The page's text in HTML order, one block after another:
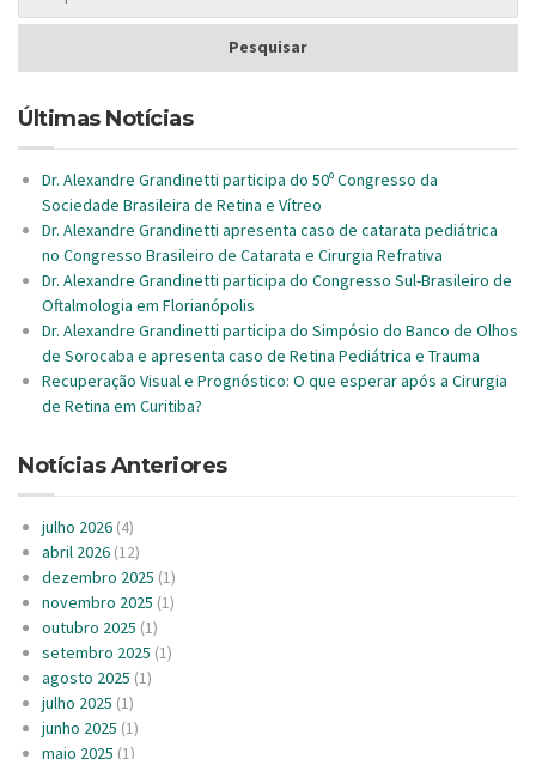
Últimas Notícias
Dr. Alexandre Grandinetti participa do 50º Congresso da
Sociedade Brasileira de Retina e Vítreo
Dr. Alexandre Grandinetti apresenta caso de catarata pediátrica
no Congresso Brasileiro de Catarata e Cirurgia Refrativa
Dr. Alexandre Grandinetti participa do Congresso Sul-Brasileiro de
Oftalmologia em Florianópolis
Dr. Alexandre Grandinetti participa do Simpósio do Banco de Olhos
de Sorocaba e apresenta caso de Retina Pediátrica e Trauma
Recuperação Visual e Prognóstico: O que esperar após a Cirurgia
de Retina em Curitiba?
Notícias Anteriores
julho 2026 (4)
abril 2026 (12)
dezembro 2025 (1)
novembro 2025 (1)
outubro 2025 (1)
setembro 2025 (1)
agosto 2025 (1)
julho 2025 (1)
junho 2025 (1)
maio 2025 (1)